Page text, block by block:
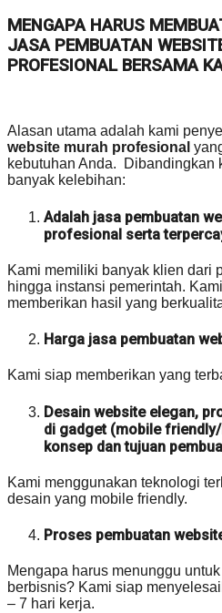
MENGAPA HARUS
JASA PEMBUATAN
PROFESIONAL BERSAMA
Alasan utama adalah kami
website murah profesional
kebutuhan Anda. Dibandingkan
banyak kelebihan:
Adalah jasa pembuatan
profesional serta
Kami memiliki banyak klien dari
hingga instansi pemerintah.
memberikan hasil yang
Harga jasa pembuatan
Kami siap memberikan yang
Desain website elegan,
di gadget (mobile
konsep dan tujuan
Kami menggunakan teknologi
desain yang mobile friendly.
Proses pembuatan
Mengapa harus menunggu
berbisnis? Kami siap
– 7 hari kerja.